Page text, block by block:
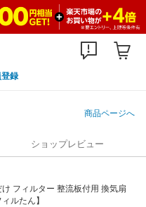
録
商品ページへ
ショップレビュー
フィルター 整流板付用 換気扇
ルたん】